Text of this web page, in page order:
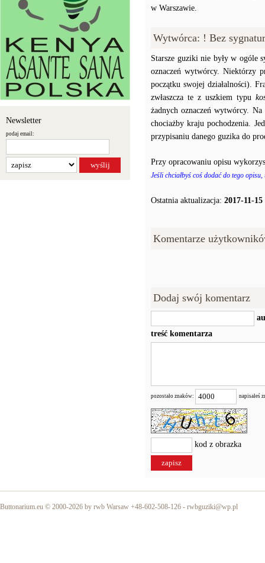
Newsletter
podaj email:
w Warszawie.
Wytwórca: ! Bez
Starsze guziki nie były w ogóle
oznaczeń wytwórcy. Niektórzy
początku swojej działalności).
zwłaszcza te z uszkiem typu
żadnych oznaczeń wytwórcy.
chociażby kraju pochodzenia.
przypisaniu danego guzika do
Przy opracowaniu opisu
Jeśli chciałbyś coś dodać do tego
Ostatnia aktualizacja: 2017-11-15
Komentarze
Dodaj swój komentarz
treść komentarza
pozostało znaków: napisałeś
kod z obrazka
Buttonarium.eu © 2000-2026 by rwb Warsaw +48-602-508-126 - rwbguziki@wp.pl